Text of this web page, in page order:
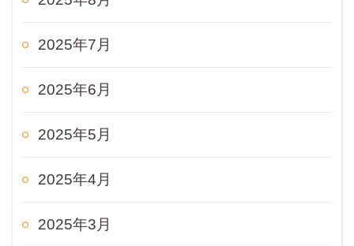
2025年7月
2025年6月
2025年5月
2025年4月
2025年3月